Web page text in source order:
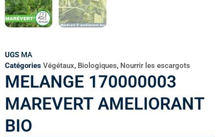
UGS MA
Catégories Végétaux, Biologiques, Nourrir les escargots
MELANGE 170000003
MAREVERT AMELIORANT
BIO